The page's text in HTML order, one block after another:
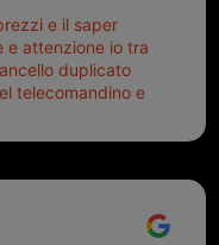
e il saper
e attenzione io tra
duplicato
telecomandino e
il signor